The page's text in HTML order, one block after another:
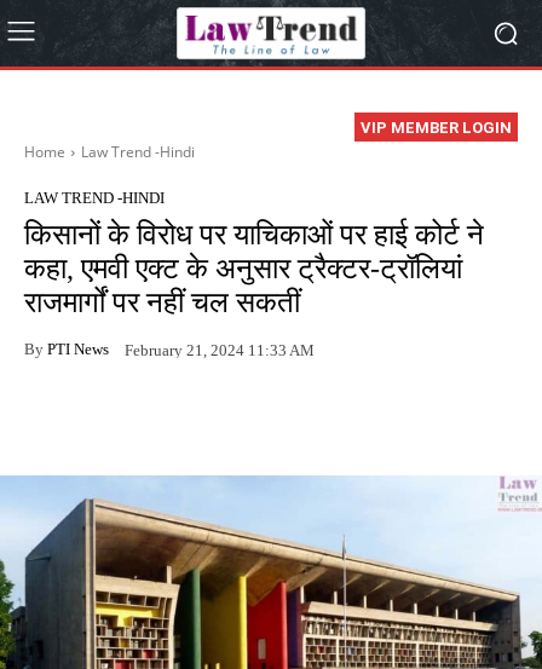
VIP MEMBER LOGIN
Home Law Trend -Hindi
LAW TREND -HINDI
किसानों के विरोध पर याचिकाओं पर हाई कोर्ट ने
कहा, एमवी एक्ट के अनुसार ट्रैक्टर-ट्रॉलियां
राजमार्गों पर नहीं चल सकतीं
By PTI News February 21, 2024 11:33 AM